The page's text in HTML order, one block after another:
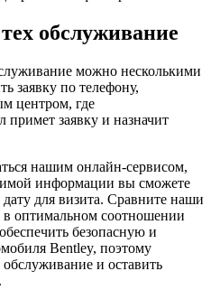
обслуживание
можно несколькими
заявку по телефону,
центром, где
заявку и назначит
нашим онлайн-сервисом,
информации вы сможете
для визита. Сравните наши
в оптимальном соотношении
безопасную и
Bentley, поэтому
и оставить